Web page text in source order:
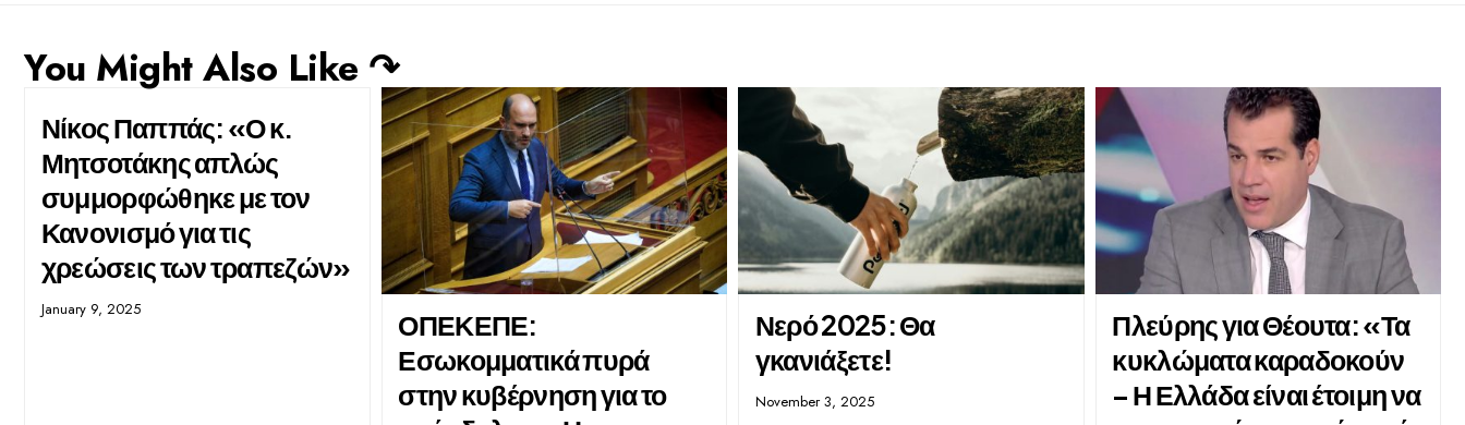
You Might Also Like ↷
Νίκος Παππάς: «Ο κ.
Μητσοτάκης απλώς
συμμορφώθηκε με τον
Κανονισμό για τις
χρεώσεις των τραπεζών»
January 9, 2025
ΟΠΕΚΕΠΕ:
Εσωκομματικά πυρά
στην κυβέρνηση για το
Νερό 2025: Θα
γκανιάξετε!
November 3, 2025
Πλεύρης για Θέουτα: «Τα
κυκλώματα καραδοκούν
– Η Ελλάδα είναι έτοιμη να